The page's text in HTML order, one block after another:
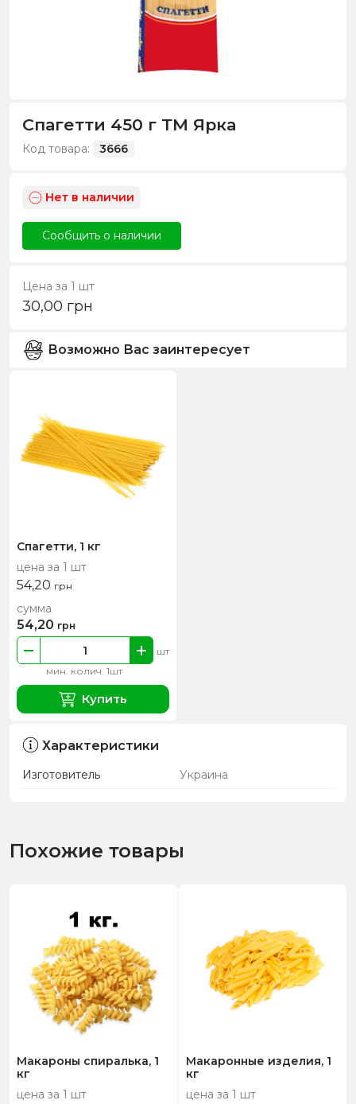
Спагетти 450 г ТМ Ярка
Код товара: 3666
Нет в наличии
Сообщить о наличии
Цена за 1 шт
30,00 грн
Возможно Вас заинтересует
Спагетти, 1 кг
цена за 1 шт
54,20 грн
мин. колич. 1шт
шт
сумма
54,20 грн
Купить
Характеристики
Изготовитель Украина
Похожие товары
Макароны спиралька, 1
кг
цена за 1 шт
Макаронные изделия, 1
кг
цена за 1 шт